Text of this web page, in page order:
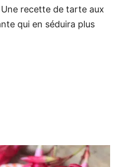
recette de tarte aux
qui en séduira plus